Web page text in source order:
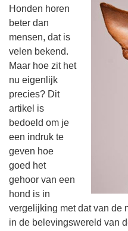
Honden horen
beter dan
mensen, dat is
velen bekend.
Maar hoe zit het
nu eigenlijk
precies? Dit
artikel is
bedoeld om je
een indruk te
geven hoe
goed het
gehoor van een
hond is in
vergelijking met dat van de
in de belevingswereld van